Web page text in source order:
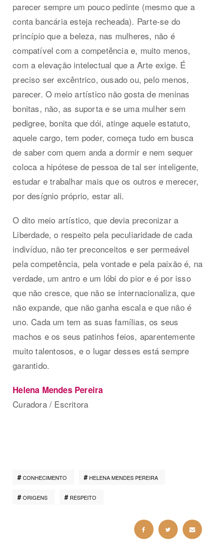
parecer sempre um pouco pedinte (mesmo que a
conta bancária esteja recheada). Parte-se do
princípio que a beleza, nas mulheres, não é
compatível com a competência e, muito menos,
com a elevação intelectual que a Arte exige. É
preciso ser excêntrico, ousado ou, pelo menos,
parecer. O meio artístico não gosta de meninas
bonitas, não, as suporta e se uma mulher sem
pedigree, bonita que dói, atinge aquele estatuto,
aquele cargo, tem poder, começa tudo em busca
de saber com quem anda a dormir e nem sequer
coloca a hipótese de pessoa de tal ser inteligente,
estudar e trabalhar mais que os outros e merecer,
por desígnio próprio, estar ali.
O dito meio artístico, que devia preconizar a
Liberdade, o respeito pela peculiaridade de cada
indivíduo, não ter preconceitos e ser permeável
pela competência, pela vontade e pela paixão é, na
verdade, um antro e um lóbi do pior e é por isso
que não cresce, que não se internacionaliza, que
não expande, que não ganha escala e que não é
uno. Cada um tem as suas famílias, os seus
machos e os seus patinhos feios, aparentemente
muito talentosos, e o lugar desses está sempre
garantido.
Helena Mendes Pereira
Curadora / Escritora
CONHECIMENTO HELENA MENDES PEREIRA
ORIGENS RESPEITO